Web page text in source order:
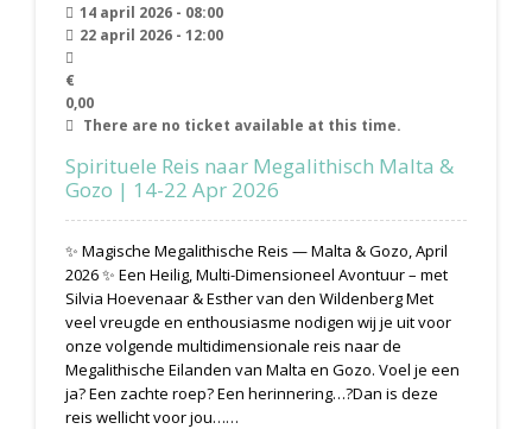
14 april 2026 - 08:00
22 april 2026 - 12:00
€
0,00
There are no ticket available at this time.
Spirituele Reis naar Megalithisch Malta &
Gozo | 14-22 Apr 2026
✨ Magische Megalithische Reis — Malta & Gozo, April
2026 ✨ Een Heilig, Multi-Dimensioneel Avontuur – met
Silvia Hoevenaar & Esther van den Wildenberg Met
veel vreugde en enthousiasme nodigen wij je uit voor
onze volgende multidimensionale reis naar de
Megalithische Eilanden van Malta en Gozo. Voel je een
ja? Een zachte roep? Een herinnering…?Dan is deze
reis wellicht voor jou……